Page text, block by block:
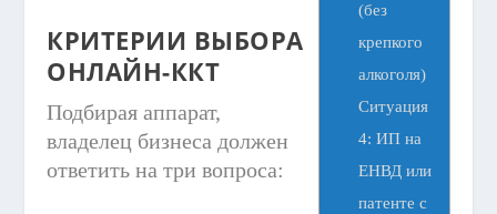
(без
крепкого
алкоголя)
Ситуация
4: ИП на
ЕНВД или
патенте с
КРИТЕРИИ ВЫБОРА
ОНЛАЙН-ККТ
Подбирая аппарат,
владелец бизнеса должен
ответить на три вопроса: